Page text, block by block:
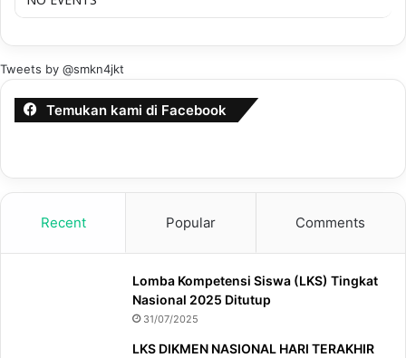
Tweets by @smkn4jkt
Temukan kami di Facebook
Recent Popular Comments
Lomba Kompetensi Siswa (LKS) Tingkat
Nasional 2025 Ditutup
31/07/2025
LKS DIKMEN NASIONAL HARI TERAKHIR